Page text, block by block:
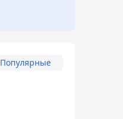
Популярные